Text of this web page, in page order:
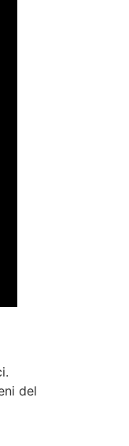
del